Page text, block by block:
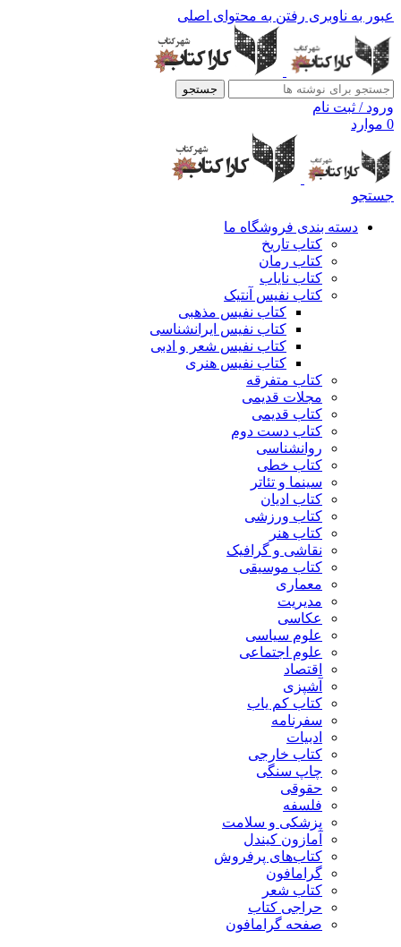
عبور به ناوبری رفتن به محتوای اصلی
جستجو
ورود / ثبت نام
0 موارد
جستجو
دسته بندی فروشگاه ما
کتاب تاریخ
کتاب رمان
کتاب نایاب
کتاب نفیس آنتیک
کتاب نفیس مذهبی
کتاب نفیس ایرانشناسی
کتاب نفیس شعر و ادبی
کتاب نفیس هنری
کتاب متفرقه
مجلات قدیمی
کتاب قدیمی
کتاب دست دوم
روانشناسی
کتاب خطی
سینما و تئاتر
کتاب ادیان
کتاب ورزشی
کتاب هنر
نقاشی و گرافیک
کتاب موسیقی
معماری
مدیریت
عکاسی
علوم سیاسی
علوم اجتماعی
اقتصاد
آشپزی
کتاب کم یاب
سفرنامه
ادبیات
کتاب خارجی
چاپ سنگی
حقوقی
فلسفه
پزشکی و سلامت
آمازون کیندل
کتاب‌های پرفروش
گرامافون
کتاب شعر
حراجی کتاب
صفحه گرامافون